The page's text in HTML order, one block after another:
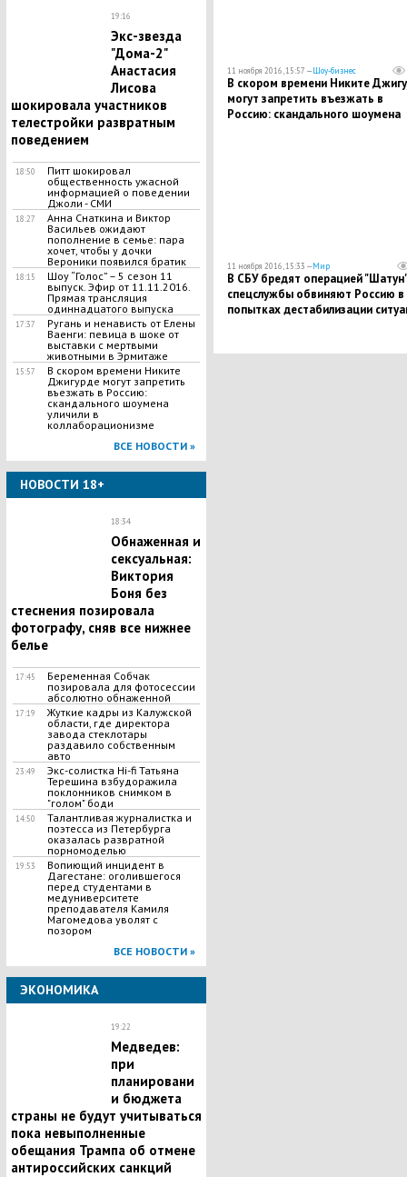
19:16
Экс-звезда
"Дома-2"
Анастасия
Лисова
шокировала участников
телестройки развратным
поведением
18:50
Питт шокировал
общественность ужасной
информацией о поведении
Джоли - СМИ
18:27
Анна Снаткина и Виктор
Васильев ожидают
пополнение в семье: пара
хочет, чтобы у дочки
Вероники появился братик
18:15
Шоу “Голос” – 5 сезон 11
выпуск. Эфир от 11.11.2016.
Прямая трансляция
одиннадцатого выпуска
17:37
Ругань и ненависть от Елены
Ваенги: певица в шоке от
выставки с мертвыми
животными в Эрмитаже
15:57
В скором времени Никите
Джигурде могут запретить
въезжать в Россию:
скандального шоумена
уличили в
коллаборационизме
ВСЕ НОВОСТИ »
НОВОСТИ 18+
18:34
Обнаженная и
сексуальная:
Виктория
Боня без
стеснения позировала
фотографу, сняв все нижнее
белье
17:45
Беременная Собчак
позировала для фотосессии
абсолютно обнаженной
17:19
Жуткие кадры из Калужской
области, где директора
завода стеклотары
раздавило собственным
авто
23:49
Экс-солистка Hi-fi Татьяна
Терешина взбудоражила
поклонников снимком в
"голом" боди
14:50
Талантливая журналистка и
поэтесса из Петербурга
оказалась развратной
порномоделью
19:53
​Вопиющий инцидент в
Дагестане: оголившегося
перед студентами в
медуниверситете
преподавателя Камиля
Магомедова уволят с
позором
ВСЕ НОВОСТИ »
ЭКОНОМИКА
19:22
Медведев:
при
планировани
и бюджета
страны не будут учитываться
пока невыполненные
обещания Трампа об отмене
антироссийских санкций
11 ноября 2016, 15:57 —Шоу-бизнес
В скором времени Никите
могут запретить въезжать в
Россию: скандального шоумена
11 ноября 2016, 15:33 —Мир
В СБУ бредят операцией
спецслужбы обвиняют Россию в
попытках дестабилизации